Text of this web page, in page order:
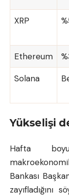
XRP
Ethereum
Solana
Yükselişi
Hafta
Bankası